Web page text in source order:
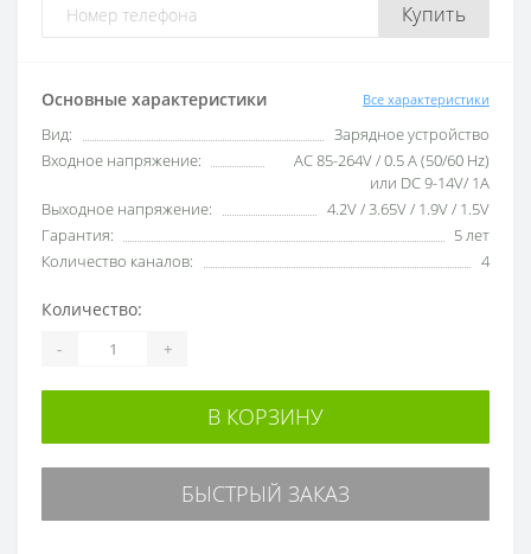
Купить
Основные характеристики Все характеристики
Вид:
Зарядное устройство
Входное напряжение:
AC 85-264V / 0.5 A (50/60 Hz)
или DC 9-14V/ 1A
Выходное напряжение:
4.2V / 3.65V / 1.9V / 1.5V
Гарантия:
5 лет
Количество каналов:
4
Количество:
- +
В КОРЗИНУ
БЫСТРЫЙ ЗАКАЗ